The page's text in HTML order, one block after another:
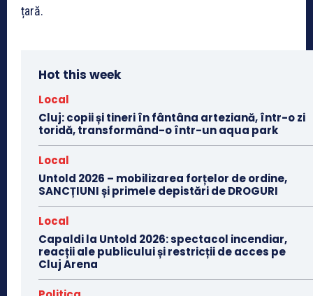
țară.
Hot this week
Local
Cluj: copii și tineri în fântâna arteziană, într-o zi
toridă, transformând-o într-un aqua park
Local
Untold 2026 – mobilizarea forțelor de ordine,
SANCȚIUNI și primele depistări de DROGURI
Local
Capaldi la Untold 2026: spectacol incendiar,
reacții ale publicului și restricții de acces pe
Cluj Arena